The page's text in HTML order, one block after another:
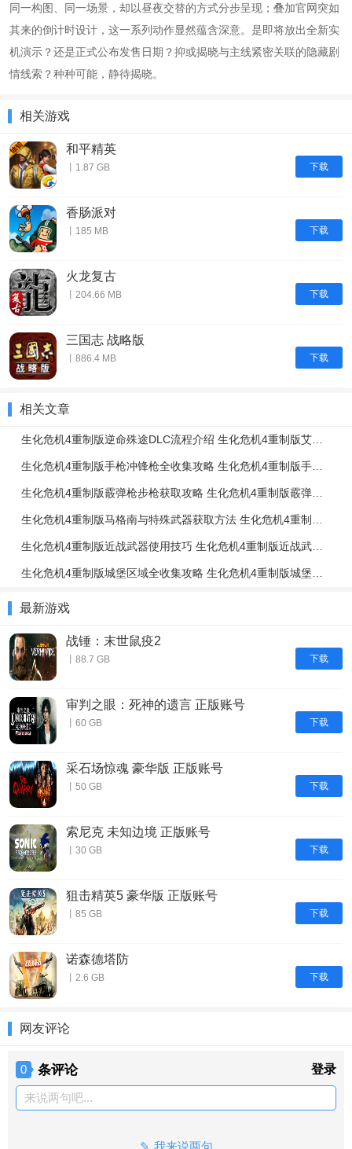
同一构图、同一场景，却以昼夜交替的方式分步呈现；叠加官网突如
其来的倒计时设计，这一系列动作显然蕴含深意。是即将放出全新实
机演示？还是正式公布发售日期？抑或揭晓与主线紧密关联的隐藏剧
情线索？种种可能，静待揭晓。
相关游戏
下载
和平精英
丨1.87 GB
下载
香肠派对
丨185 MB
下载
火龙复古
丨204.66 MB
下载
三国志 战略版
丨886.4 MB
相关文章
最新游戏
下载
战锤：末世鼠疫2
丨88.7 GB
下载
审判之眼：死神的遗言 正版账号
丨60 GB
下载
采石场惊魂 豪华版 正版账号
丨50 GB
下载
索尼克 未知边境 正版账号
丨30 GB
下载
狙击精英5 豪华版 正版账号
丨85 GB
下载
诺森德塔防
丨2.6 GB
网友评论
0 条评论 登录
来说两句吧...
我来说两句